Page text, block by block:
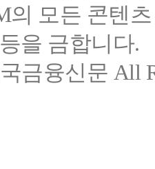
의 모든 콘텐
을 금합니다.
금융신문 All